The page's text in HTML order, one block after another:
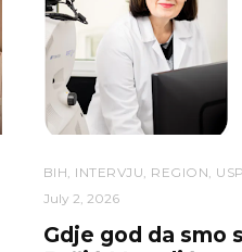
BIH, INTERVJU, REGION,
July 2, 2026
Gdje god da smo